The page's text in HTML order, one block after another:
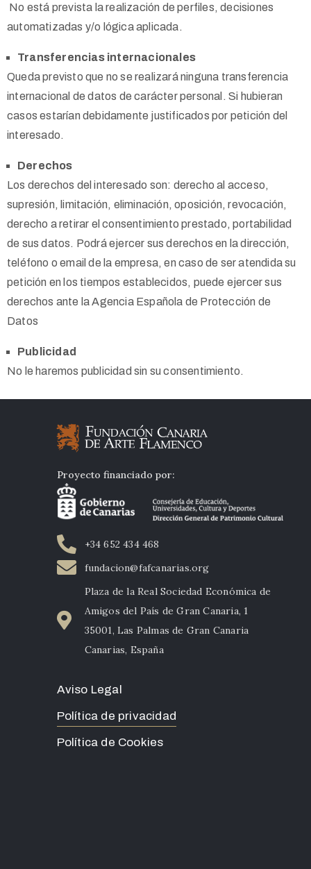
No está prevista la realización de perfiles, decisiones
automatizadas y/o lógica aplicada.
Transferencias internacionales
Queda previsto que no se realizará ninguna transferencia
internacional de datos de carácter personal. Si hubieran
casos estarían debidamente justificados por petición del
interesado.
Derechos
Los derechos del interesado son: derecho al acceso,
supresión, limitación, eliminación, oposición, revocación,
derecho a retirar el consentimiento prestado, portabilidad
de sus datos. Podrá ejercer sus derechos en la dirección,
teléfono o email de la empresa, en caso de ser atendida su
petición en los tiempos establecidos, puede ejercer sus
derechos ante la Agencia Española de Protección de
Datos
Publicidad
No le haremos publicidad sin su consentimiento.
Proyecto financiado por:
+34 652 434 468
fundacion@fafcanarias.org
Plaza de la Real Sociedad Económica de
Amigos del País de Gran Canaria, 1
35001, Las Palmas de Gran Canaria
Canarias, España
Aviso Legal
Política de privacidad
Política de Cookies